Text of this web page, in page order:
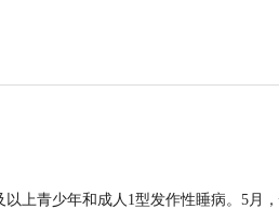
上青少年和成人1型发作性睡病。5月